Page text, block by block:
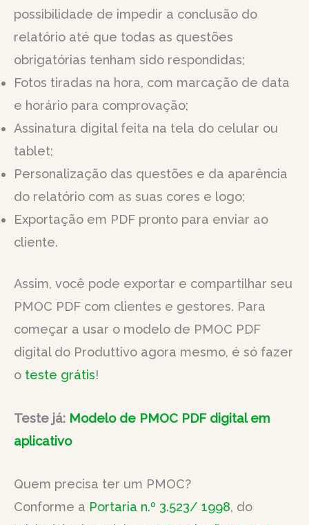
possibilidade de impedir a conclusão do
relatório até que todas as questões
obrigatórias tenham sido respondidas;
Fotos tiradas na hora, com marcação de data
e horário para comprovação;
Assinatura digital feita na tela do celular ou
tablet;
Personalização das questões e da aparência
do relatório com as suas cores e logo;
Exportação em PDF pronto para enviar ao
cliente.
Assim, você pode exportar e compartilhar seu
PMOC PDF com clientes e gestores. Para
começar a usar o modelo de PMOC PDF
digital do Produttivo agora mesmo, é só fazer
o teste grátis!
Teste já: Modelo de PMOC PDF digital em
aplicativo
Quem precisa ter um PMOC?
Conforme a Portaria n.º 3.523/ 1998, do